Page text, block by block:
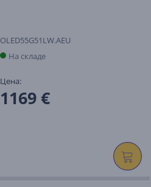
OLED55G51LW.AEU
На складе
Цена:
1169 €